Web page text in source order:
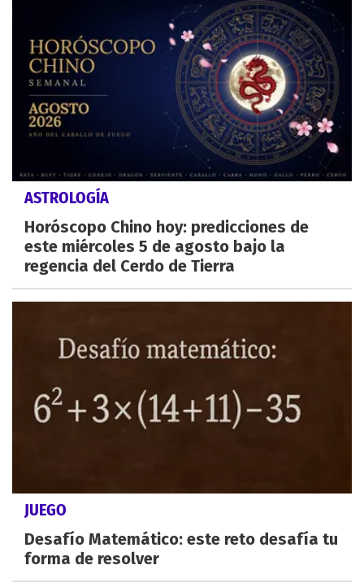
ASTROLOGÍA
Horóscopo Chino hoy: predicciones de
este miércoles 5 de agosto bajo la
regencia del Cerdo de Tierra
JUEGO
Desafío Matemático: este reto desafía tu
forma de resolver